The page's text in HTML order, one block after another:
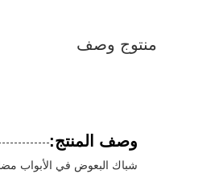
منتوج وصف
وصف المنتج:
شباك البعوض في الأبواب